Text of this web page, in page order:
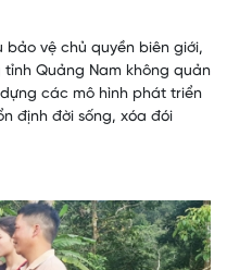
bảo vệ chủ quyền biên giới,
Quảng Nam không quản
các mô hình phát triển
định đời sống, xóa đói